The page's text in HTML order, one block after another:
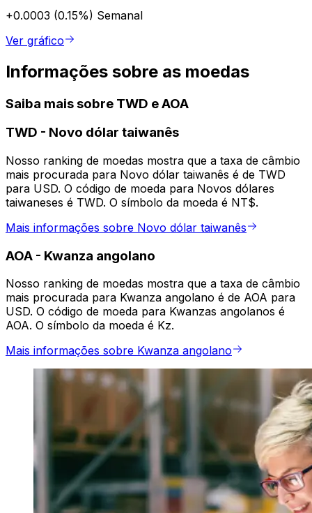
+0.0003 (0.15%) Semanal
Ver gráfico
Informações sobre as moedas
Saiba mais sobre TWD e AOA
TWD - Novo dólar taiwanês
Nosso ranking de moedas mostra que a taxa de câmbio
mais procurada para Novo dólar taiwanês é de TWD
para USD. O código de moeda para Novos dólares
taiwaneses é TWD. O símbolo da moeda é NT$.
Mais informações sobre Novo dólar taiwanês
AOA - Kwanza angolano
Nosso ranking de moedas mostra que a taxa de câmbio
mais procurada para Kwanza angolano é de AOA para
USD. O código de moeda para Kwanzas angolanos é
AOA. O símbolo da moeda é Kz.
Mais informações sobre Kwanza angolano